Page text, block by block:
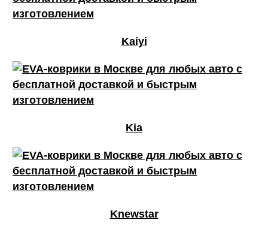
Kaiyi
Kia
Knewstar